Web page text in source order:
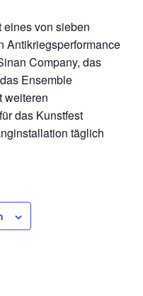
von sieben
Antikriegsperformance
Company, das
Ensemble
weiteren
das Kunstfest
täglich